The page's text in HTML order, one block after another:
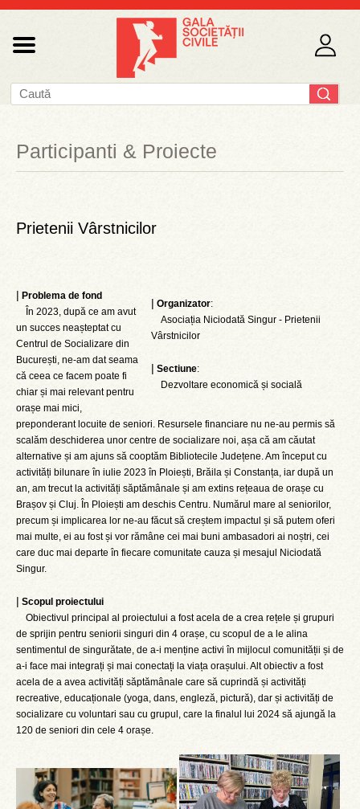
Participanti & Proiecte
Prietenii Vârstnicilor
| Organizator:
Asociația Niciodată Singur - Prietenii
Vârstnicilor
| Sectiune:
Dezvoltare economică și socială
| Problema de fond
În 2023, după ce am avut
un succes neașteptat cu
Centrul de Socializare din
București, ne-am dat seama
că ceea ce facem poate fi
chiar și mai relevant pentru
orașe mai mici,
preponderant locuite de seniori. Resursele financiare nu ne-au permis să
scalăm deschiderea unor centre de socializare noi, așa că am căutat
alternative și am ajuns să cooptăm Bibliotecile Județene. Am început cu
activități bilunare în iulie 2023 în Ploiești, Brăila și Constanța, iar după un
an, am trecut la activități săptămânale și am extins rețeaua de orașe cu
Brașov și Cluj. În Ploiești am deschis Centru. Numărul mare al seniorilor,
precum și implicarea lor ne-au făcut să creștem impactul și să putem oferi
mai multe, ei au fost și vor rămâne cei mai buni ambasadori ai noștri, cei
care duc mai departe în fiecare comunitate cauza și mesajul Niciodată
Singur.
| Scopul proiectului
Obiectivul principal al proiectului a fost acela de a crea rețele și grupuri
de sprijin pentru seniorii singuri din 4 orașe, cu scopul de a le alina
sentimentul de singurătate, de a-i menține activi în mijlocul comunității și de
a-i face mai integrați și mai conectați la viața orașului. Alt obiectiv a fost
acela de a avea activități săptămânale care să cuprindă și activități
recreative, educaționale (yoga, dans, engleză, pictură), dar și activități de
socializare cu voluntari sau cu grupul, care la finalul lui 2024 să ajungă la
120 de seniori din cele 4 orașe.